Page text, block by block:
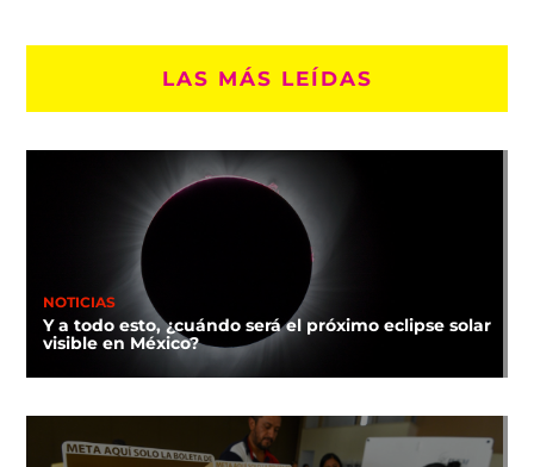
LAS MÁS LEÍDAS
NOTICIAS
Y a todo esto, ¿cuándo será el próximo eclipse solar
visible en México?